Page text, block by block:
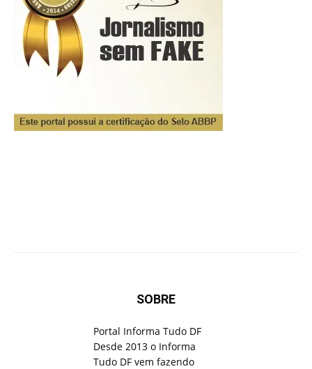
SOBRE
Portal Informa Tudo DF
Desde 2013 o Informa
Tudo DF vem fazendo